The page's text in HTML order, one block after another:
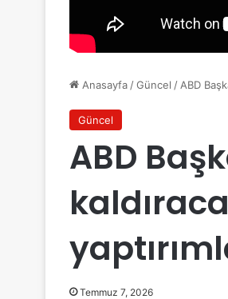
Anasayfa /Güncel / ABD
Güncel
ABD
Temmuz 7, 2026